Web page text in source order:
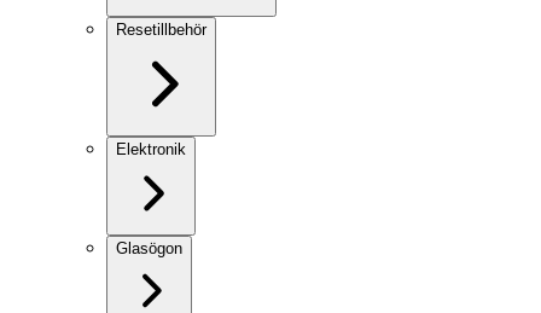
Resetillbehör
Elektronik
Glasögon